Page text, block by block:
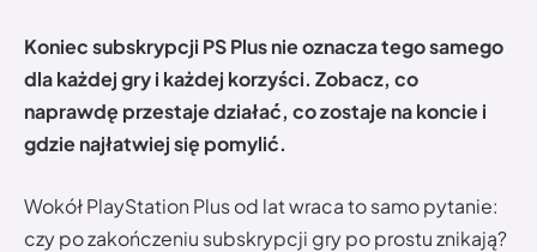
Koniec subskrypcji PS Plus nie oznacza tego samego
dla każdej gry i każdej korzyści. Zobacz, co
naprawdę przestaje działać, co zostaje na koncie i
gdzie najłatwiej się pomylić.
Wokół PlayStation Plus od lat wraca to samo pytanie:
czy po zakończeniu subskrypcji gry po prostu znikają?